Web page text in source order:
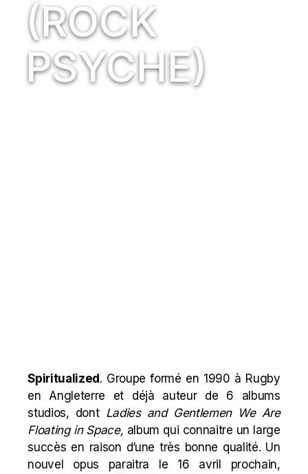
(ROCK
PSYCHE)
Spiritualized . Groupe formé en 1990 à Rugby
en Angleterre et déjà auteur de 6 albums
studios, dont Ladies and Gentlemen We Are
Floating in Space, album qui connaitre un large
succès en raison d’une très bonne qualité. Un
nouvel opus paraitra le 16 avril prochain,